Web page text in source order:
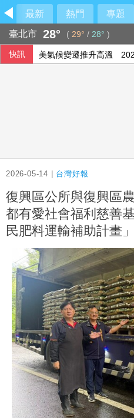
最新 熱門 專題
臺北市 28° ( 29° / 28° )
快訊 美氣候變遷推升高溫
2026-05-14 | 台灣好報
復興區公所與復興區
都有愛社會福利慈善
民肥料運輸補助計畫」